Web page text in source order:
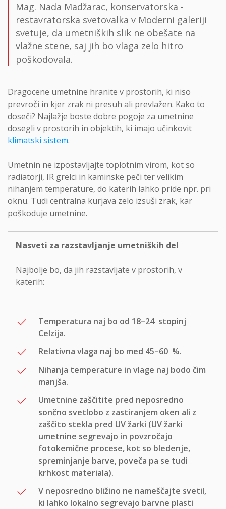
Mag. Nada Madžarac, konservatorska -
restavratorska svetovalka v Moderni galeriji
svetuje, da umetniških slik ne obešate na
vlažne stene, saj jih bo vlaga zelo hitro
poškodovala.
Dragocene umetnine hranite v prostorih, ki niso
prevroči in kjer zrak ni presuh ali prevlažen. Kako to
doseči? Najlažje boste dobre pogoje za umetnine
dosegli v prostorih in objektih, ki imajo učinkovit
klimatski sistem.
Umetnin ne izpostavljajte toplotnim virom, kot so
radiatorji, IR grelci in kaminske peči ter velikim
nihanjem temperature, do katerih lahko pride npr. pri
oknu. Tudi centralna kurjava zelo izsuši zrak, kar
poškoduje umetnine.
Nasveti za razstavljanje umetniških del
Najbolje bo, da jih razstavljate v prostorih, v
katerih:
Temperatura naj bo od 18–24 stopinj
Celzija.
Relativna vlaga naj bo med 45–60 %.
Nihanja temperature in vlage naj bodo čim
manjša.
Umetnine zaščitite pred neposredno
sončno svetlobo z zastiranjem oken ali z
zaščito stekla pred UV žarki (UV žarki
umetnine segrevajo in povzročajo
fotokemične procese, kot so bledenje,
spreminjanje barve, poveča pa se tudi
krhkost materiala).
V neposredno bližino ne nameščajte svetil,
ki lahko lokalno segrevajo barvne plasti